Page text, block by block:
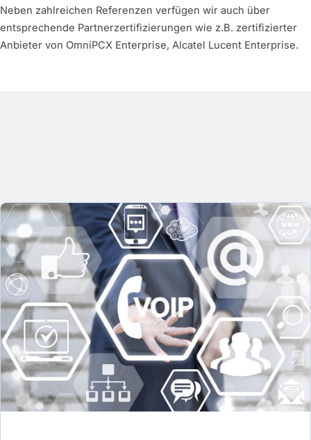
Neben zahlreichen Referenzen verfügen wir auch über
entsprechende Partnerzertifizierungen wie z.B. zertifizierter
Anbieter von OmniPCX Enterprise, Alcatel Lucent Enterprise.